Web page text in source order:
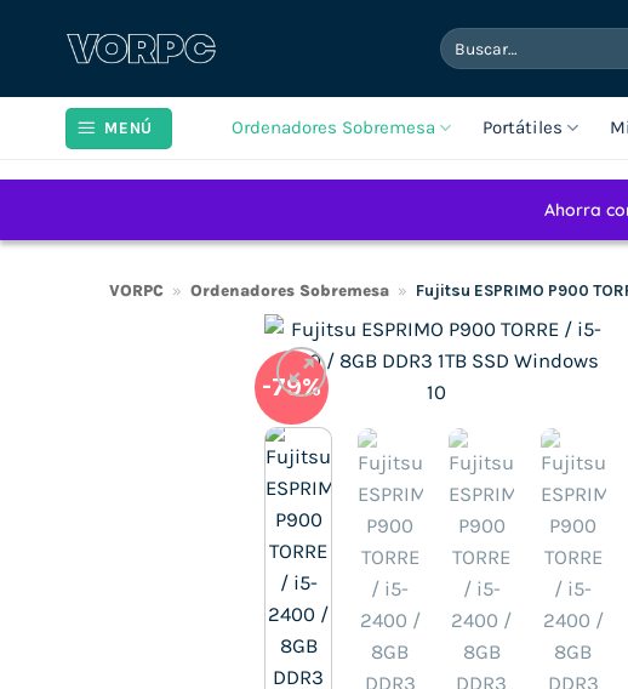
Buscar
por:
MENÚ Ordenadores Sobremesa Portátiles
VORPC » Ordenadores Sobremesa » Fujitsu ESPRIMO P900
-79%